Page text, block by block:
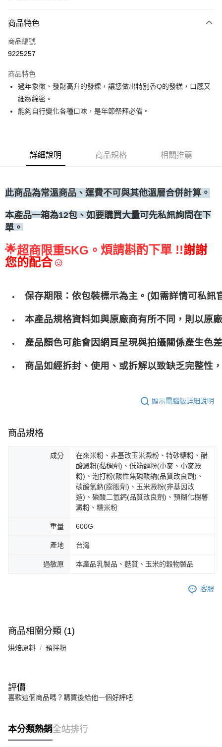
信用卡一次付款
Apple Pay
運送方式
• 付款後全家取貨
每筆NT$60，滿NT$699(含以上)免運費
(請點開選項勾選)
每筆NT$250
商品特色
商品編號
9225257
商品特色
過年象徵、發財高升的發粿，讓您做出特別香Q的發糕，口感又
細緻綿密。
能夠自行變化各種口味，是年節祭拜必備。
詳細說明 商品規格 相關推薦
此商品為常溫商品、運費不可與其他溫層合併計算。
本產品一箱為12包 、如要購買大量可先私訊詢問在下
單。
🌟超商限重5KG。 煩請斟酌下單 !!謝謝
您的配合☺
保存期限：依包裝標示為主。(如需詳情可私訊
本產品規格資料如與原廠商有所不同，則以原
產品顏色可能會因網頁呈現與拍攝關係產生色
商品如經拆封、使用、或拆解以致缺乏完整性
顯示電腦版詳細說明
商品規格
成分
在來米粉、非基改玉米澱粉、特砂糖粉、醋
酸澱粉(黏稠劑)、低筋麵粉(小麥、小麥澱
粉)、泡打粉(酸性焦磷酸鈉(品質改良劑)、
碳酸氫鈉(膨脹劑)、玉米澱粉(非基因改
造)、磷酸二氫鈣(品質改良劑)、預糊化樹薯
澱粉、糯米粉
重量 600G
產地 台灣
過敏原 本產品乳製品、麩質、玉米的穀物製品
客服
商品相關分類 (1)
烘焙原料 預拌粉
評價
喜歡這個商品嗎？購買後給他一個好評吧
本分類熱銷全站排行